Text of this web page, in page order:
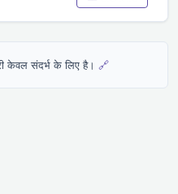
केवल संदर्भ के लिए है। 🔗